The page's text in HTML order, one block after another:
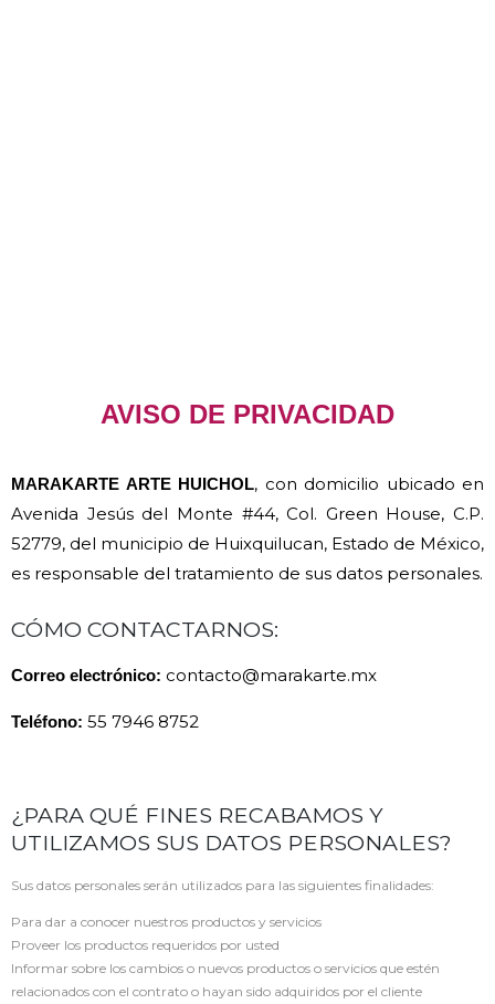
AVISO DE PRIVACIDAD
MARAKARTE ARTE HUICHOL, con domicilio ubicado en
Avenida Jesús del Monte #44, Col. Green House, C.P.
52779, del municipio de Huixquilucan, Estado de México,
es responsable del tratamiento de sus datos personales.
CÓMO CONTACTARNOS:
Correo electrónico: contacto@marakarte.mx
Teléfono: 55 7946 8752
¿PARA QUÉ FINES RECABAMOS Y
UTILIZAMOS SUS DATOS PERSONALES?
Sus datos personales serán utilizados para las siguientes finalidades:
Para dar a conocer nuestros productos y servicios
Proveer los productos requeridos por usted
Informar sobre los cambios o nuevos productos o servicios que estén
relacionados con el contrato o hayan sido adquiridos por el cliente